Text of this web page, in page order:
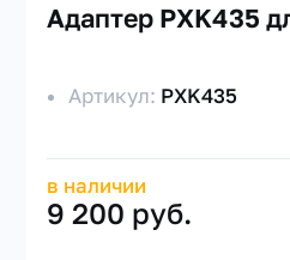
Адаптер PXK435
Артикул: PXK435
в наличии
9 200 руб.